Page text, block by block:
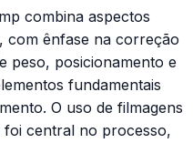
combina aspectos
com ênfase na correção
peso, posicionamento e
fundamentais
O uso de filmagens
foi central no processo,